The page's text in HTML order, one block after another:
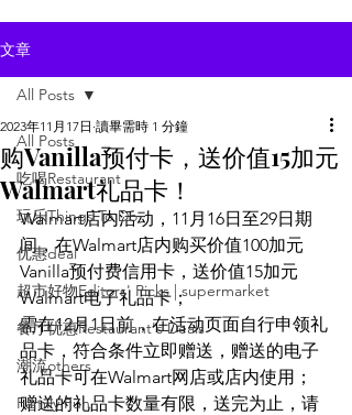
文章
All Posts
吃喝Restaurant
玩乐Things To Do
优惠deal
超市好物Editors' Picks | supermarket
餐厅优惠Restaurant's Deals
潮流others
Family Fun
All Posts
购Vanilla预付卡，送价值15加元
Walmart礼品卡！
2023年11月17日 讀畢需時 1 分鐘
Walmart店内活动，11月16日至29日期
间，在Walmart店内购买价值100加元
Vanilla预付费信用卡，送价值15加元
Walmart电子礼品卡；
需在12月1日前，在活动页面自行申领礼
品卡，符合条件立即赠送，赠送的电子
礼品卡可在Walmart网店或店内使用；
赠送的礼品卡数量有限，送完为止，请